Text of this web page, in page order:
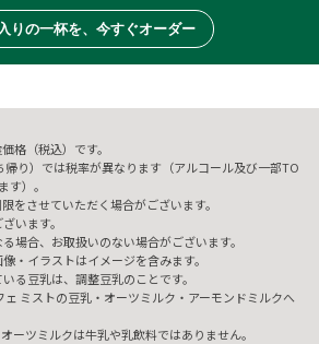
りの一杯を、今すぐオーダー
格（税込）です。
り）では税率が異なります（アルコール及び一部TO
す）。
をさせていただく場合がございます。
います。
場合、お取扱いのない場合がございます。
・イラストはイメージを含みます。
る豆乳は、調整豆乳のことです。
ェ ミストの豆乳・オーツミルク・アーモンドミルクへ
ーツミルクは牛乳や乳飲料ではありません。